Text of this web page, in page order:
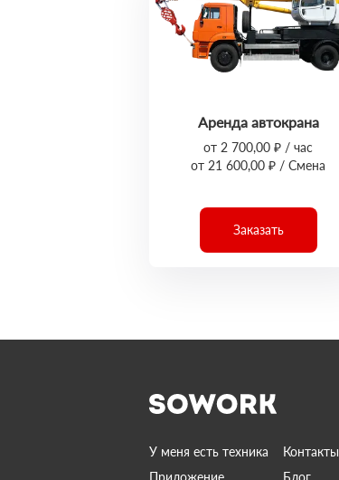
Аренда автокрана
от 2 700,00 ₽ / час
от 21 600,00 ₽ / Смена
Заказать
У меня есть техника
Контакты
Приложение
Блог